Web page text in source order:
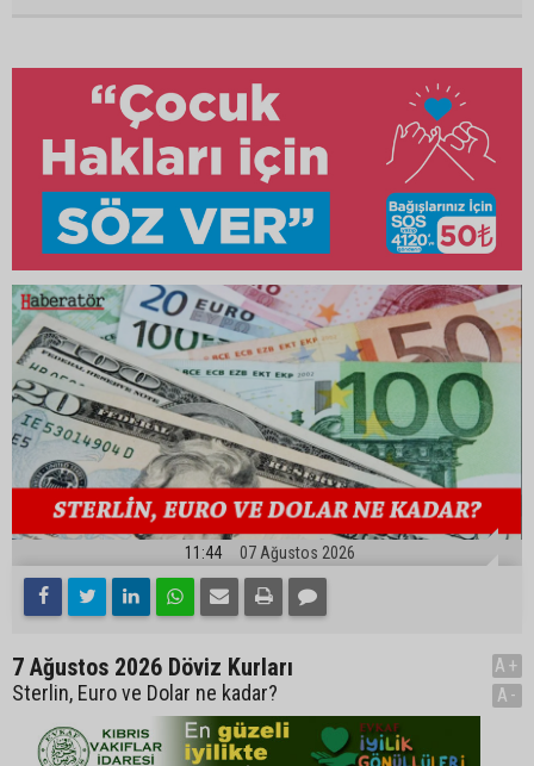
11:44 07 Ağustos 2026
7 Ağustos 2026 Döviz Kurları
Sterlin, Euro ve Dolar ne kadar?
A+
A-